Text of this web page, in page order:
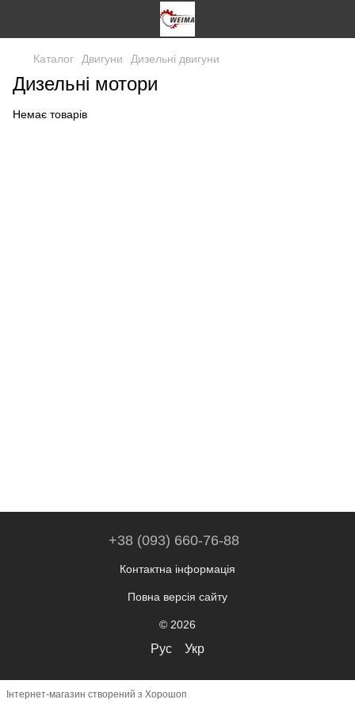
Каталог Двигуни Дизельні двигуни
Дизельні мотори
Немає товарів
+38 (093) 660-76-88
Контактна інформація
Повна версія сайту
© 2026
Рус Укр
Інтернет-магазин створений з Хорошоп